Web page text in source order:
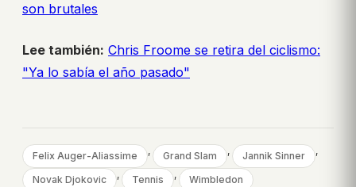
son brutales
Lee también: Chris Froome se retira del ciclismo:
"Ya lo sabía el año pasado"
Felix Auger-Aliassime , Grand Slam , Jannik Sinner ,
Novak Djokovic , Tennis , Wimbledon